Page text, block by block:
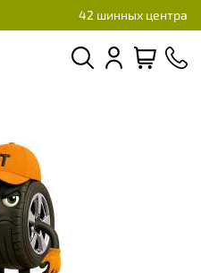
42 шинных центра